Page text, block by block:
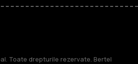
Toate drepturile rezervate. Bertel